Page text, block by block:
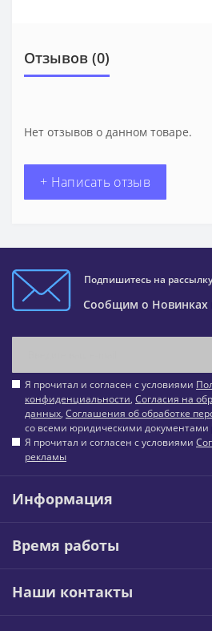
Отзывов (0)
Нет отзывов о данном товаре.
+ Написать отзыв
Подпишитесь на
Сообщим о Новинках
Я прочитал и согласен с условиями
конфиденциальности, Согласия на
данных, Соглашения об обработке
со всеми юридическими
Я прочитал и согласен с условиями
рекламы
Информация
Время работы
Наши контакты